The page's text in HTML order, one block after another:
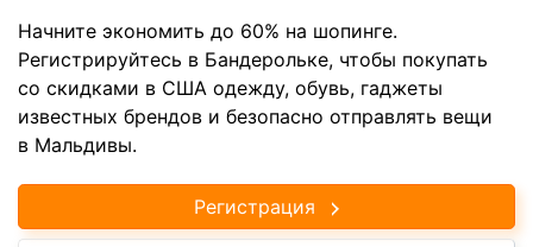
Начните экономить до 60% на шопинге.
Регистрируйтесь в Бандерольке, чтобы покупать
со скидками в США одежду, обувь, гаджеты
известных брендов и безопасно отправлять вещи
в Мальдивы.
Регистрация